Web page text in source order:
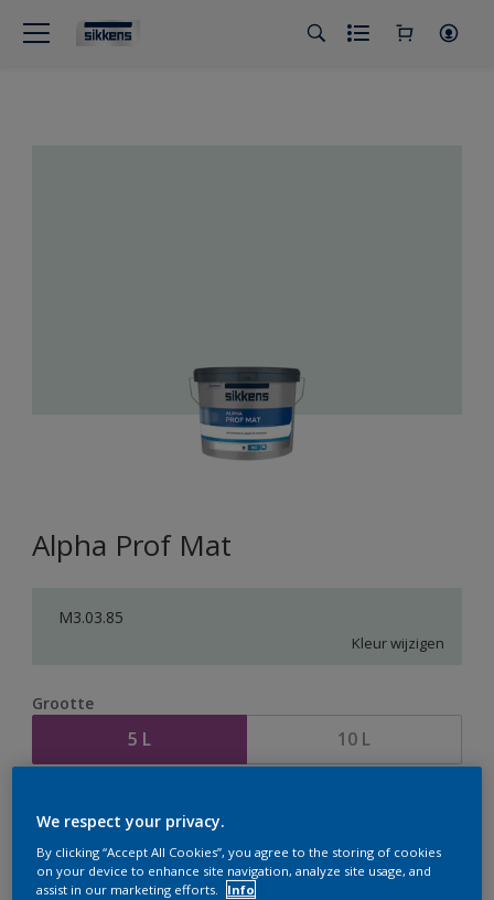
Alpha Prof Mat
M3.03.85
Kleur wijzigen
Grootte
5 L 10 L
Bereken
We respect your privacy.
By clicking “Accept All Cookies”, you agree to the storing of cookies
on your device to enhance site navigation, analyze site usage, and
assist in our marketing efforts.
Info